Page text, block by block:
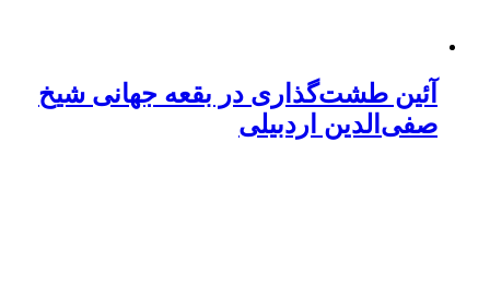
آئین طشت‌گذاری در بقعه جهانی شیخ
صفی‌الدین اردبیلی